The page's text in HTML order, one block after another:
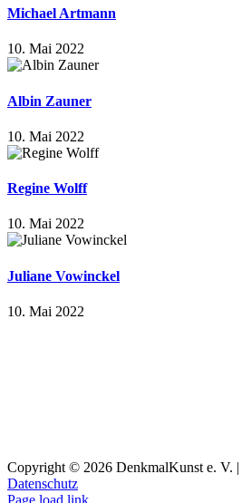
Michael Artmann
10. Mai 2022
Albin Zauner
10. Mai 2022
Regine Wolff
10. Mai 2022
Juliane Vowinckel
10. Mai 2022
Copyright © 2026 DenkmalKunst e. V. |
Datenschutz
Facebook
Instagram
YouTube
Page load link